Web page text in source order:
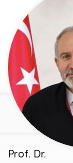
Prof. Dr.